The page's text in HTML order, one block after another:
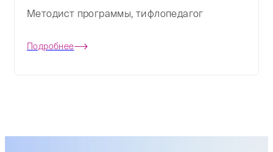
Методист программы, тифлопедагог
Подробнее